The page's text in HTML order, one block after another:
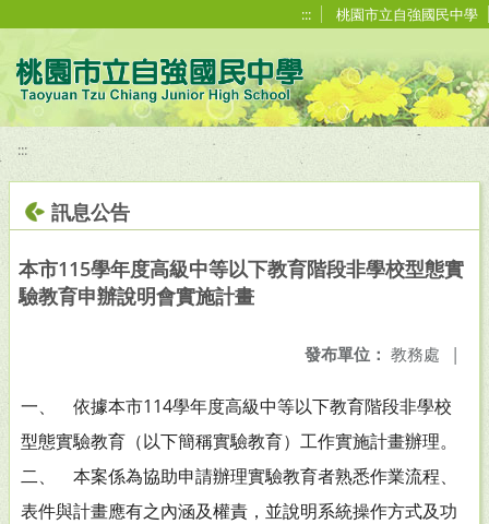
::: 桃園市立自強國民中學
:::
訊息公告
本市115學年度高級中等以下教育階段非學校型態實
驗教育申辦說明會實施計畫
發布單位： 教務處 |
一、 依據本市114學年度高級中等以下教育階段非學校
型態實驗教育（以下簡稱實驗教育）工作實施計畫辦理。
二、 本案係為協助申請辦理實驗教育者熟悉作業流程、
表件與計畫應有之內涵及權責，並說明系統操作方式及功